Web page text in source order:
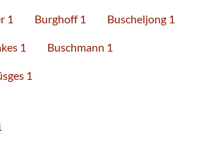
1 Burghoff 1 Buscheljong 1
1 Buschmann 1
1